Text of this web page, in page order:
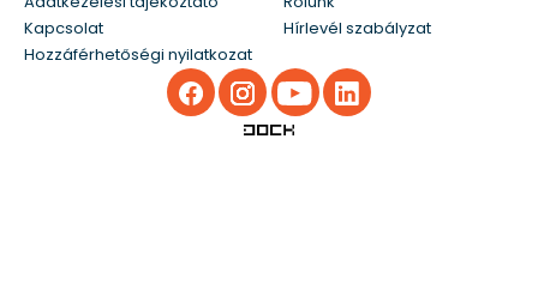
Kapcsolat
Hírlevél szabályzat
Hozzáférhetőségi nyilatkozat